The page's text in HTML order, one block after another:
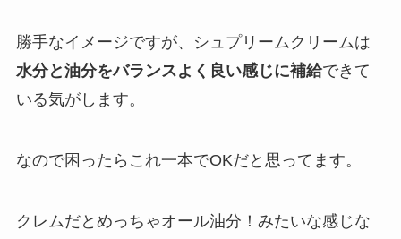
勝手なイメージですが、シュプリームクリームは
水分と油分をバランスよく良い感じに補給できて
いる気がします。
なので困ったらこれ一本でOKだと思ってます。
クレムだとめっちゃオール油分！みたいな感じな